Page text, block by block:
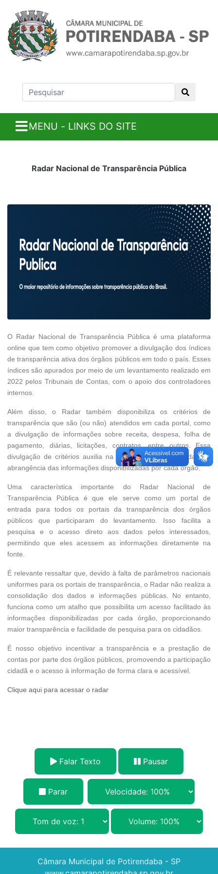
MENU - LINKS DO SITE
Radar Nacional de Transparência Pública
O Radar Nacional de Transparência Pública é uma plataforma
online que tem como objetivo promover a divulgação dos índices
de transparência ativa dos órgãos públicos em todo o país. Esses
índices são apurados por meio de um levantamento realizado em
2022 pelos Tribunais de Contas, com o apoio dos controladores
internos.
Além disso, o Radar também disponibiliza os critérios de
transparência que são (ou não) atendidos em cada portal, como
a divulgação de informações sobre receita, despesa, folha de
pagamento, diárias, licitações, contratos, entre outros. Essa
divulgação de critérios auxilia na compreensão da qualidade e
abrangência das informações disponibilizadas por cada órgão.
Uma característica importante do Radar Nacional de
Transparência Pública é que ele serve como um portal de
entrada para todos os portais da transparência dos órgãos
públicos que participaram do levantamento. Isso facilita a
pesquisa e o acesso direto aos dados pelos interessados,
permitindo que eles acessem as informações diretamente na
fonte.
É relevante ressaltar que, devido à falta de parâmetros nacionais
uniformes para os portais de transparência, o Radar não realiza a
consolidação dos dados e informações públicas. No entanto,
funciona como um atalho que possibilita um acesso facilitado às
informações disponibilizadas por cada órgão, proporcionando
maior transparência e facilidade de pesquisa para os cidadãos.
É nosso objetivo incentivar a transparência e a prestação de
contas por parte dos órgãos públicos, promovendo a participação
cidadã e o acesso à informação de forma clara e acessível.
Clique aqui para acessar o radar
Falar Texto Pausar
Parar
Câmara Municipal de Potirendaba - SP